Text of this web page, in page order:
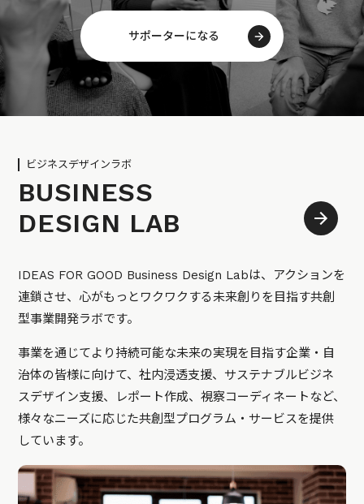
サポーターになる
ビジネスデザインラボ
BUSINESS
DESIGN LAB
IDEAS FOR GOOD Business Design Labは、アクションを
連鎖させ、心がもっとワクワクする未来創りを目指す共創
型事業開発ラボです。
事業を通じてより持続可能な未来の実現を目指す企業・自
治体の皆様に向けて、社内浸透支援、サステナブルビジネ
スデザイン支援、レポート作成、視察コーディネートなど、
様々なニーズに応じた共創型プログラム・サービスを提供
しています。